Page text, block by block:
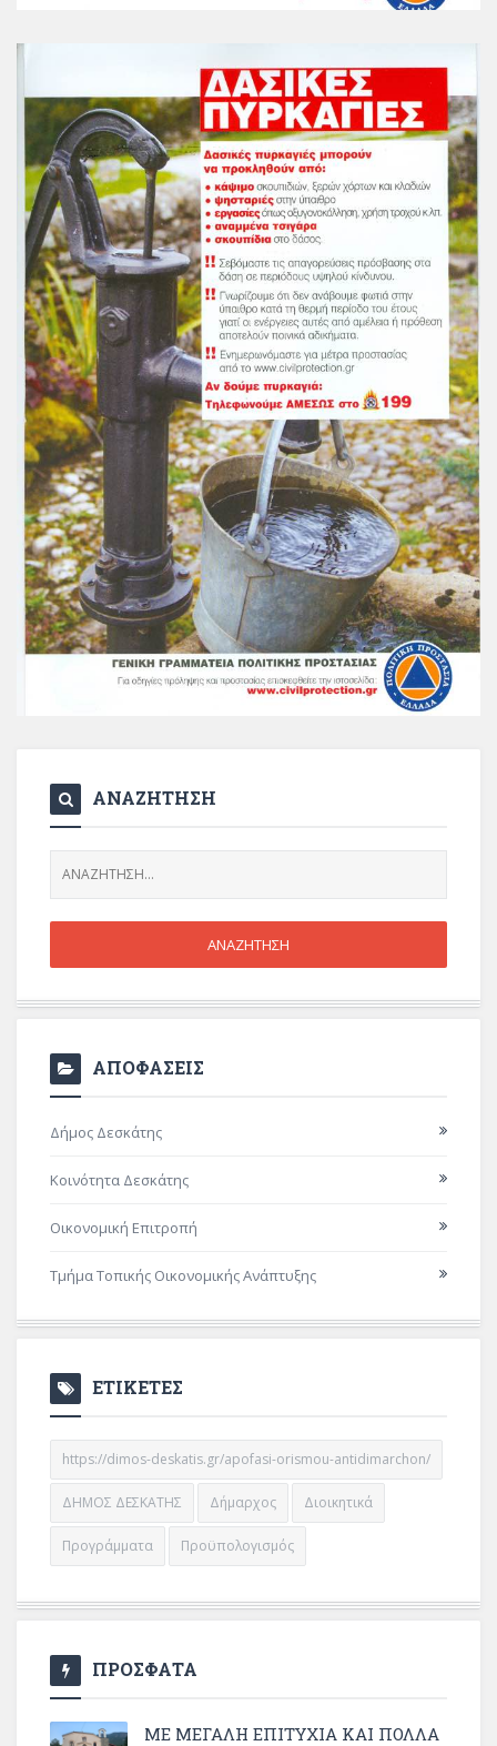
ΑΝΑΖΗΤΗΣΗ
ΑΠΟΦΑΣΕΙΣ
Δήμος Δεσκάτης
Κοινότητα Δεσκάτης
Οικονομική Επιτροπή
Τμήμα Τοπικής Οικονομικής Ανάπτυξης
ΕΤΙΚΕΤΕΣ
https://dimos-deskatis.gr/apofasi-orismou-antidimarchon/
ΔΗΜΟΣ ΔΕΣΚΑΤΗΣ Δήμαρχος Διοικητικά
Προγράμματα Προϋπολογισμός
ΠΡΟΣΦΑΤΑ
ΜΕ ΜΕΓΆΛΗ ΕΠΙΤΥΧΊΑ ΚΑΙ ΠΟΛΛΆ